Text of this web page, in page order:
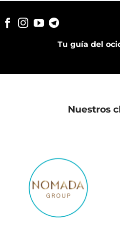
Tu guía del
Nuestros